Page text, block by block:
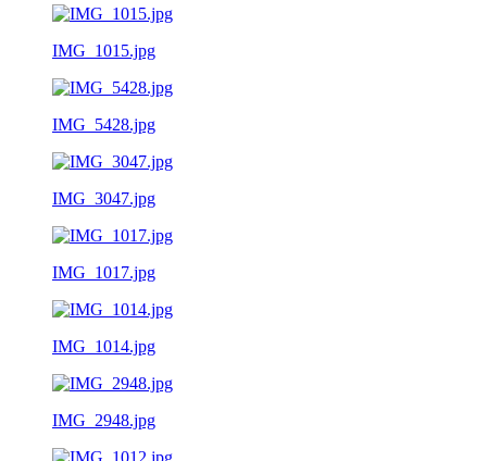
IMG_1015.jpg
IMG_5428.jpg
IMG_3047.jpg
IMG_1017.jpg
IMG_1014.jpg
IMG_2948.jpg